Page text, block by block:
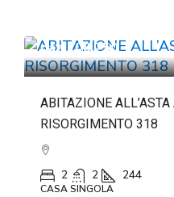
da€108.750
ABITAZIONE
RISORGIMENTO 318
2 2 244
CASA SINGOLA